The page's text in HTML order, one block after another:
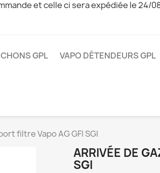
et celle ci sera expédiée le 24/
GPL VAPO DÉTENDEURS GPL
filtre Vapo AG GFI SGI
ARRIVÉE DE
SGI